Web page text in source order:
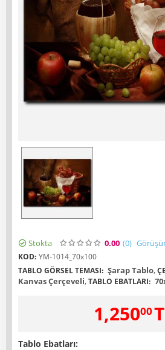
Stokta 0.00 (0)
KOD: YM-1014_70x100
TABLO GÖRSEL TEMASI: Şarap Tablo,
Kanvas Çerçeveli,TABLO EBATLARI:
1,25000
Tablo Ebatları: